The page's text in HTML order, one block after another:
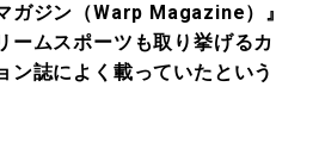
ジン（Warp Magazine）』
ームスポーツも取り挙げるカ
ン誌によく載っていたという